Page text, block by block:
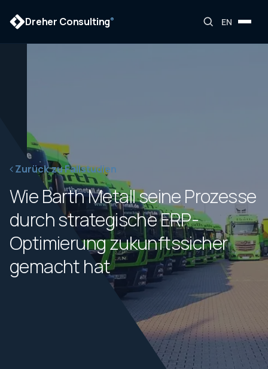
Dreher Consulting® EN
Zurück zu Fallstudien
Wie Barth Metall seine Prozesse
durch strategische ERP-
Optimierung zukunftssicher
gemacht hat